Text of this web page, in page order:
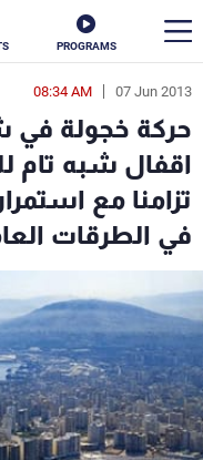
PROGRAMS
07 Jun 2013
08:34 AM
حركة خجولة في
اقفال شبه تام
تزامنا مع
في الطرقات
en
الأخبار
سياسة
إقتصاد
منوعات
كأس العالم